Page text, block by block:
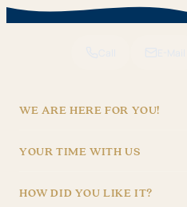
WE ARE HERE FOR YOU!
Batteriegasse 3, 92224 Amberg
YOUR TIME WITH US
Mon – Fri
HOW DID YOU LIKE IT?